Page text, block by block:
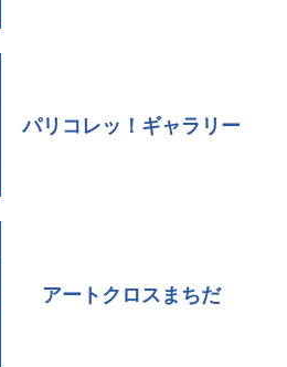
パリコレッ！ギャラリー
アートクロスまちだ